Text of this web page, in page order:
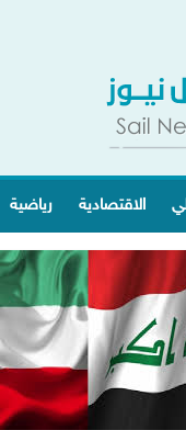
الاقتصادية رياضية